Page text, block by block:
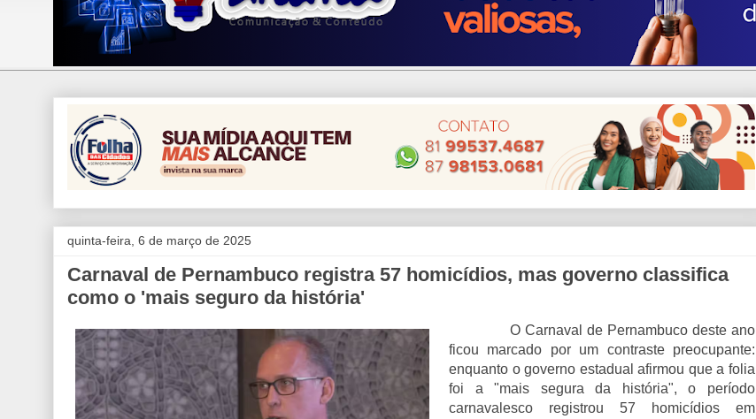
quinta-feira, 6 de março de 2025
Carnaval de Pernambuco registra 57 homicídios, mas governo classifica
como o 'mais seguro da história'
O Carnaval de Pernambuco deste ano
ficou marcado por um contraste preocupante:
enquanto o governo estadual afirmou que a folia
foi a "mais segura da história", o período
carnavalesco registrou 57 homicídios em